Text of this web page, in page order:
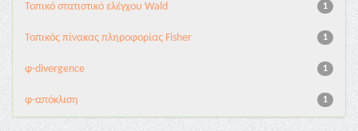
1
Τοπικό στατιστικό ελέγχου Wald
1
Τοπικός πίνακας πληροφορίας Fisher
1
φ-divergence
1
φ-απόκλιση